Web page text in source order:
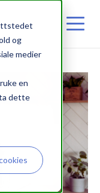
og
medier
en
dette